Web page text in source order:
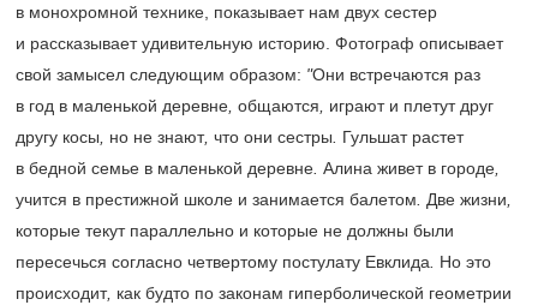
в монохромной технике, показывает нам двух сестер
и рассказывает удивительную историю. Фотограф описывает
свой замысел следующим образом: ​ "Они встречаются раз
в год в маленькой деревне, общаются, играют и плетут друг
другу косы, но не знают, что они сестры. Гульшат растет
в бедной семье в маленькой деревне. Алина живет в городе,
учится в престижной школе и занимается балетом. Две жизни,
которые текут параллельно и которые не должны были
пересечься согласно четвертому постулату Евклида. Но это
происходит, как будто по законам гиперболической геометрии